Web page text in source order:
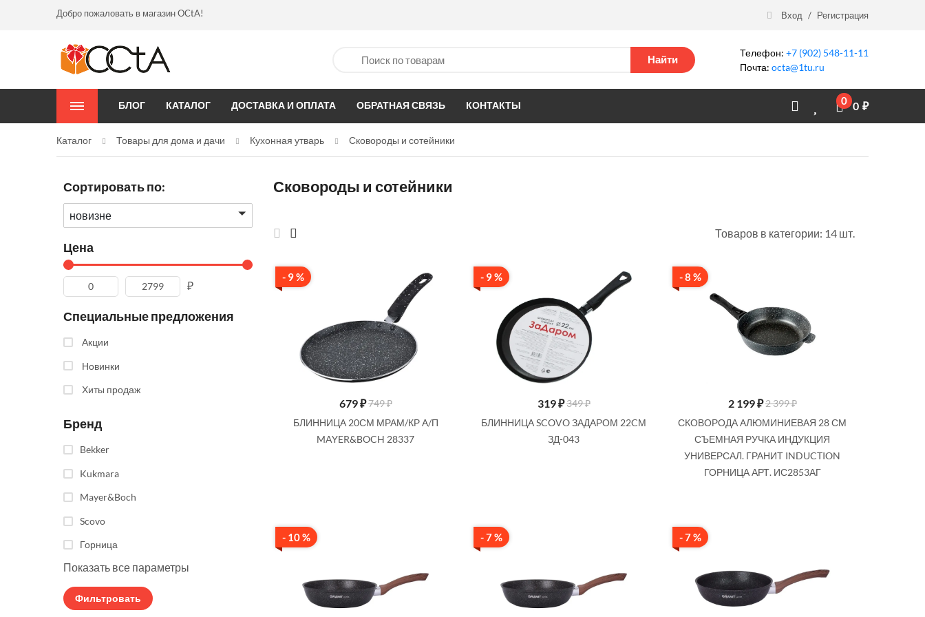
Добро пожаловать в магазин OCtA! Вход / Регистрация
Найти
Телефон: +7 (902) 548-11-11
Почта: octa@1tu.ru
БЛОГ КАТАЛОГ ДОСТАВКА И ОПЛАТА ОБРАТНАЯ СВЯЗЬ КОНТАКТЫ 0 0 ₽
Каталог Товары для дома и дачи Кухонная утварь Сковороды и сотейники
Сортировать по:
новизне
Цена
₽
Специальные предложения
Акции
Новинки
Хиты продаж
Бренд
Bekker
Kukmara
Mayer&Boch
Scovo
Горница
Показать все параметры
Сковороды и сотейники
Товаров в категории: 14 шт.
- 9 %
679₽749 ₽
БЛИННИЦА 20СМ МРАМ/КР А/П
MAYER&BOCH 28337
- 9 %
319₽349 ₽
БЛИННИЦА SCOVO ЗАДАРОМ 22CМ
ЗД-043
- 8 %
2 199₽2 399 ₽
СКОВОРОДА АЛЮМИНИЕВАЯ 28 СМ
СЪЕМНАЯ РУЧКА ИНДУКЦИЯ
УНИВЕРСАЛ. ГРАНИТ INDUCTION
ГОРНИЦА АРТ. ИС2853АГ
- 10 % - 7 % - 7 %